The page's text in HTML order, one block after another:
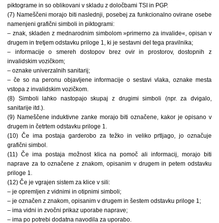
piktograme in so oblikovani v skladu z določbami TSI in PGP.
(7) Nameščeni morajo biti naslednji, posebej za funkcionalno ovirane osebe
namenjeni grafični simboli in piktogrami:
– znak, skladen z mednarodnim simbolom »primerno za invalide«, opisan v
drugem in tretjem odstavku priloge 1, ki je sestavni del tega pravilnika;
– informacije o smereh dostopov brez ovir in prostorov, dostopnih z
invalidskim vozičkom;
– oznake univerzalnih sanitarij;
– če so na peronu objavljene informacije o sestavi vlaka, oznake mesta
vstopa z invalidskim vozičkom.
(8) Simboli lahko nastopajo skupaj z drugimi simboli (npr. za dvigalo,
sanitarije itd.).
(9) Nameščene induktivne zanke morajo biti označene, kakor je opisano v
drugem in četrtem odstavku priloge 1.
(10) Če ima postaja garderobo za težko in veliko prtljago, jo označuje
grafični simbol.
(11) Če ima postaja možnost klica na pomoč ali informacij, morajo biti
naprave za to označene z znakom, opisanim v drugem in petem odstavku
priloge 1.
(12) Če je vgrajen sistem za klice v sili:
– je opremljen z vidnimi in otipnimi simboli;
– je označen z znakom, opisanim v drugem in šestem odstavku priloge 1;
– ima vidni in zvočni prikaz uporabe naprave;
– ima po potrebi dodatna navodila za uporabo.